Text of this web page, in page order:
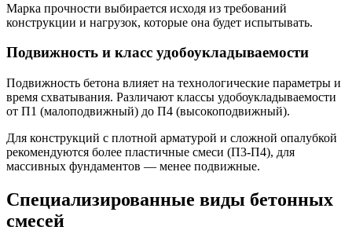
Марка прочности выбирается исходя из требований
конструкции и нагрузок, которые она будет испытывать.
Подвижность и класс удобоукладываемости
Подвижность бетона влияет на технологические параметры и
время схватывания. Различают классы удобоукладываемости
от П1 (малоподвижный) до П4 (высокоподвижный).
Для конструкций с плотной арматурой и сложной опалубкой
рекомендуются более пластичные смеси (П3-П4), для
массивных фундаментов — менее подвижные.
Специализированные виды бетонных
смесей